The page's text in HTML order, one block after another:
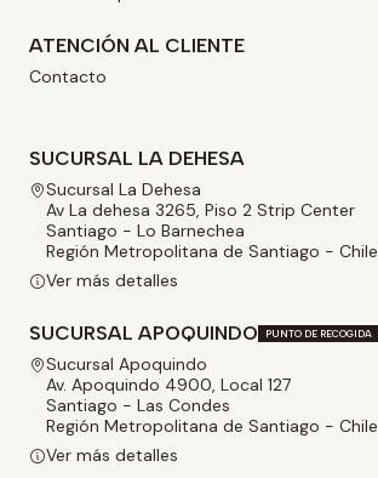
ATENCIÓN AL CLIENTE
Contacto
SUCURSAL LA DEHESA
Sucursal La Dehesa
Av La dehesa 3265, Piso 2 Strip Center
Santiago - Lo Barnechea
Región Metropolitana de Santiago - Chile
Ver más detalles
SUCURSAL APOQUINDO PUNTO DE RECOGIDA
Sucursal Apoquindo
Av. Apoquindo 4900, Local 127
Santiago - Las Condes
Región Metropolitana de Santiago - Chile
Ver más detalles